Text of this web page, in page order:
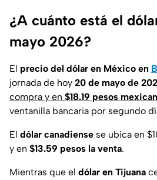
¿A cuánto está el
mayo 2026?
El precio del dólar en México en
jornada de hoy 20 de mayo de
compra y en $18.19 pesos
ventanilla bancaria por segundo
El dólar canadiense se ubica en
y en $13.59 pesos la venta.
Mientras que el dólar en Tijuana